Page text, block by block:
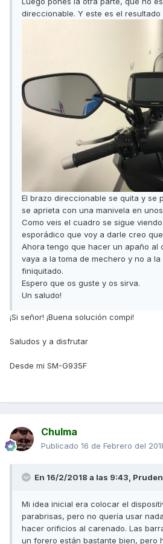
direccionable. Y este es el resultado
El brazo direccionable se quita y se
se aprieta con una manivela en
Como veis el cuadro se sigue
esporádico que voy a darle creo
Ahora tengo que hacer un apaño al
vaya a la toma de mechero y no a
finiquitado.
Espero que os guste y os sirva.
Un saludo!
¡Si señor! ¡Buena solución compi!
Saludos y a disfrutar
Desde mi SM-G935F
Chulma
Publicado 16 de Febrero del
En 16/2/2018 a las 9:43, Pruden
Mi idea inicial era colocar el
parabrisas, pero no quería usar
hacer orificios al carenado. Las
un forero están bastante bien, pero